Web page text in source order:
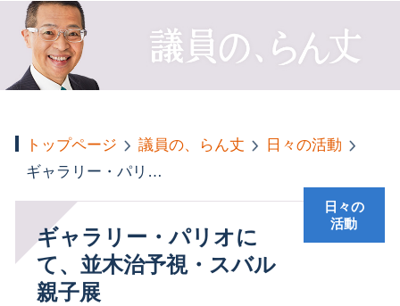
トップページ 議員の、らん丈
日々の活動
ギャラリー・パリオにて、並木治予視・スバル親子展
ギャラリー・パリオに
て、並木治予視・スバル
親子展
日々の
活動